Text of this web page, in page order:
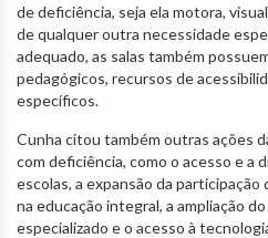
de deficiência, seja ela motora,
de qualquer outra necessidade
adequado, as salas também
pedagógicos, recursos de
específicos.
Cunha citou também outras ações
com deficiência, como o acesso e a
escolas, a expansão da
na educação integral, a ampliação
especializado e o acesso à